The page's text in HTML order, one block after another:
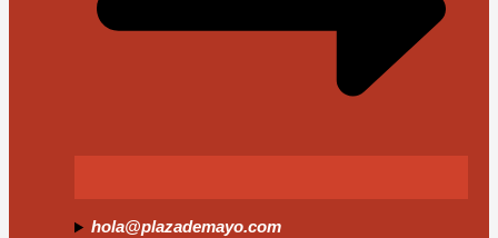
hola@plazademayo.com